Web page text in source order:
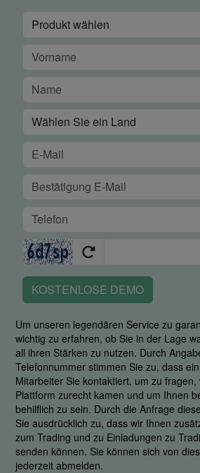
KOSTENLOSE DEMO
Um unseren legendären Service zu
wichtig zu erfahren, ob Sie in der Lage
all ihren Stärken zu nutzen. Durch
Telefonnummer stimmen Sie zu, dass
Mitarbeiter Sie kontaktiert, um zu
Plattform zurecht kamen und um Ihnen
behilflich zu sein. Durch die Anfrage
Sie ausdrücklich zu, dass wir Ihnen
zum Trading und zu Einladungen zu
senden können. Sie können sich von
jederzeit abmelden.